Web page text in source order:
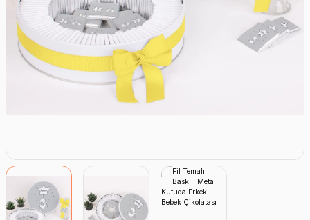
Erkek Bebek Çikolata Küpleri
Erkek Bebek Yeşeren Kalem
Erkek Bebek El Aynası
Kız Bebek Çikolata Küpleri
Kız Bebek Yeşeren Kalem
Kız Bebek El Aynası